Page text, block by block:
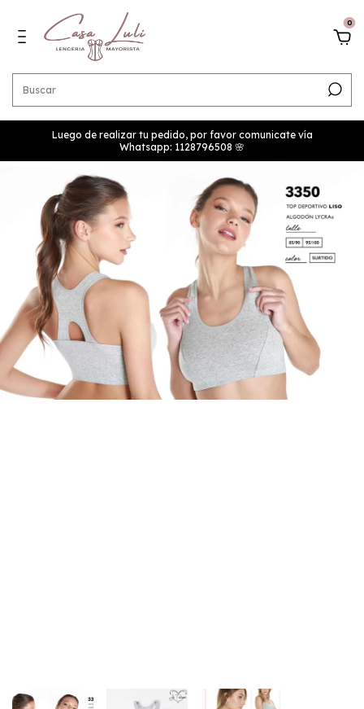
0
Luego de realizar tu pedido, por favor comunicate vía
Whatsapp: 1128796508 🌸